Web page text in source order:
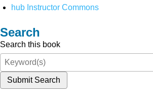
hub Instructor Commons
Search
Search this book
Submit Search